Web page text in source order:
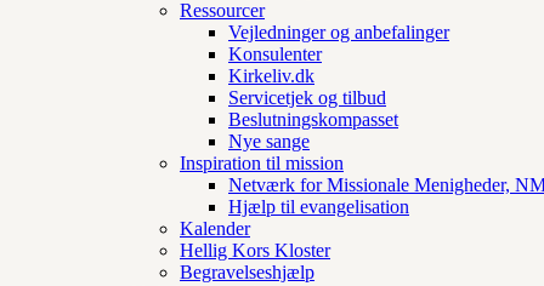
Ressourcer
Vejledninger og anbefalinger
Konsulenter
Kirkeliv.dk
Servicetjek og tilbud
Beslutningskompasset
Nye sange
Inspiration til mission
Netværk for Missionale Menigheder,
Hjælp til evangelisation
Kalender
Hellig Kors Kloster
Begravelseshjælp